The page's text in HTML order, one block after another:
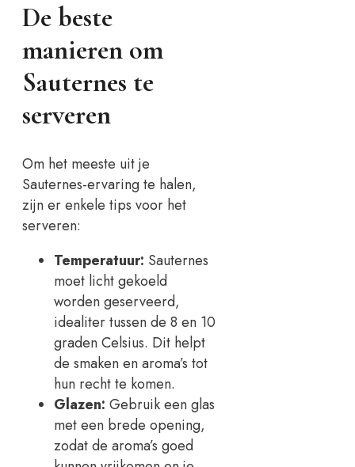
De beste
manieren om
Sauternes te
serveren
Om het meeste uit je
Sauternes-ervaring te halen,
zijn er enkele tips voor het
serveren:
Temperatuur: Sauternes
moet licht gekoeld
worden geserveerd,
idealiter tussen de 8 en 10
graden Celsius. Dit helpt
de smaken en aroma’s tot
hun recht te komen.
Glazen: Gebruik een glas
met een brede opening,
zodat de aroma’s goed